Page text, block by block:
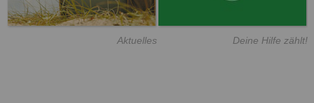
Aktuelles Deine Hilfe zählt!